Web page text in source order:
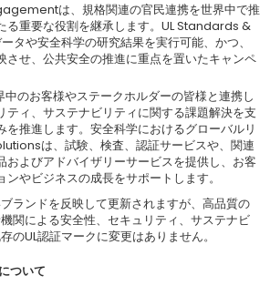
は、規格関連の官民連携を世界中で推
る重要な役割を継承します。UL Standards &
や安全科学の研究結果を実行可能、かつ、
させ、公共安全の推進に重点を置いたキャンペ
のお客様やステークホルダーの皆様と連携し
ティ、サステナビリティに関する課題解決を支
を推進します。安全科学におけるグローバルリ
は、試験、検査、認証サービスや、関連
およびアドバイザリーサービスを提供し、お客
やビジネスの成長をサポートします。
ランドを反映して更新されますが、高品質の
関による安全性、セキュリティ、サステナビ
のUL認証マークに変更はありません。
ついて